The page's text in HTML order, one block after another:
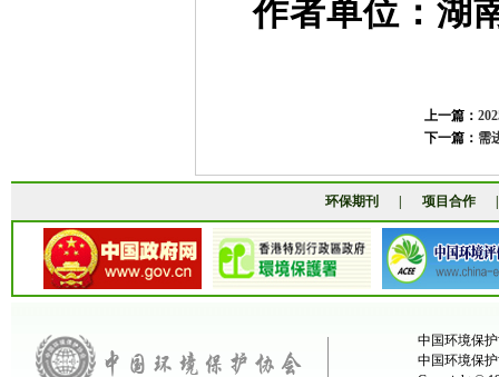
作者单位：湖
上一篇：
下一篇： 需
环保期刊 项目合作
中国环境保
中国环境保